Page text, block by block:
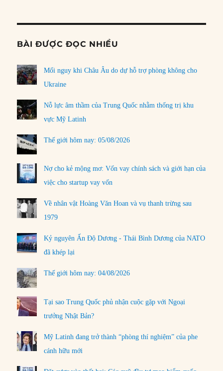
BÀI ĐƯỢC ĐỌC NHIỀU
Mối nguy khi Châu Âu do dự hỗ trợ phòng không cho
Ukraine
Nỗ lực âm thầm của Trung Quốc nhằm thống trị khu
vực Mỹ Latinh
Thế giới hôm nay: 05/08/2026
Nợ cho kẻ mộng mơ: Vốn vay chính sách và giới hạn của
việc cho startup vay vốn
Về nhân vật Hoàng Văn Hoan và vụ thanh trừng sau
1979
Kỷ nguyên Ấn Độ Dương - Thái Bình Dương của NATO
đã khép lại
Thế giới hôm nay: 04/08/2026
Tại sao Trung Quốc phủ nhận cuộc gặp với Ngoại
trưởng Nhật Bản?
Mỹ Latinh đang trở thành “phòng thí nghiệm” của phe
cánh hữu mới